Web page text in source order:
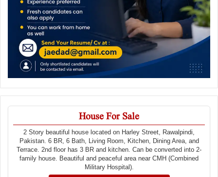
House For Sale
2 Story beautiful house located on Harley Street, Rawalpindi,
Pakistan. 6 BR, 6 Bath, Living Room, Kitchen, Dining Area, and
Terrace. 2nd floor has 3 BR and kitchen. Can be converted into 2-
family house. Beautiful and peaceful area near CMH (Combined
Military Hospital).